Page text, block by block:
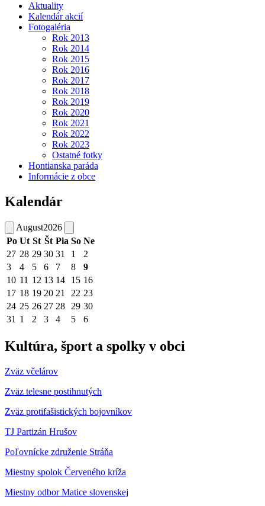
Aktuality
Kalendár akcií
Fotogaléria
Rok 2013
Rok 2014
Rok 2015
Rok 2016
Rok 2017
Rok 2018
Rok 2019
Rok 2020
Rok 2021
Rok 2022
Rok 2023
Ostatné fotky
Hontianska paráda
Informácie z obce
Kalendár
August2026
Po Ut St Št Pia So Ne
27 28 29 30 31 1
2
3
4 5 6 7 8
9
10 11 12 13 14 15 16
17 18 19 20 21 22 23
24 25 26 27 28 29 30
31 1 2 3 4 5 6
Kultúra, šport a spolky v obci
Zväz včelárov
Zväz telesne postihnutých
Zväz protifašistických bojovníkov
TJ Partizán Hrušov
Poľovnícke združenie Stráňa
Miestny spolok Červeného kríža
Miestny odbor Matice slovenskej